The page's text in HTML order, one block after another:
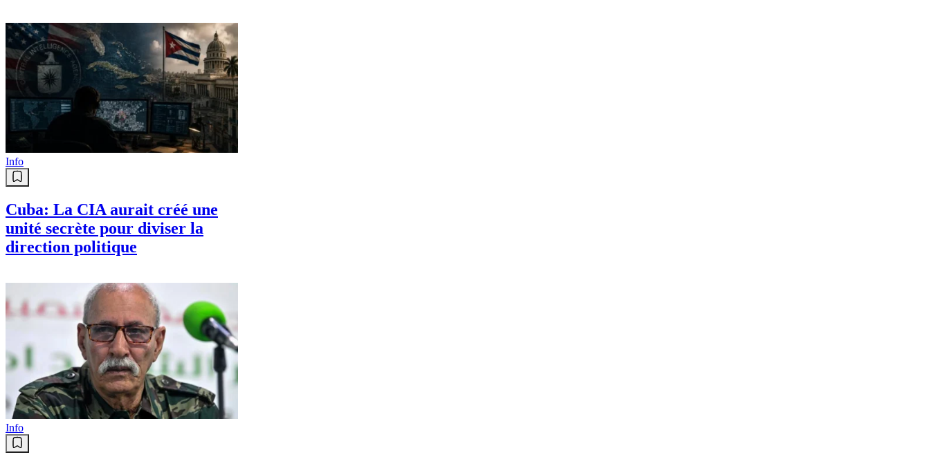
Info
Cuba: La CIA aurait créé une
unité secrète pour diviser la
direction politique
Info